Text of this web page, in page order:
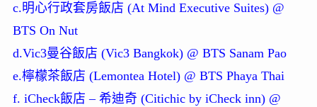
c.明心行政套房飯店 (At Mind Executive Suites) @
BTS On Nut
d.Vic3曼谷飯店 (Vic3 Bangkok) @ BTS Sanam Pao
e.檸檬茶飯店 (Lemontea Hotel) @ BTS Phaya Thai
f. iCheck飯店 – 希迪奇 (Citichic by iCheck inn) @